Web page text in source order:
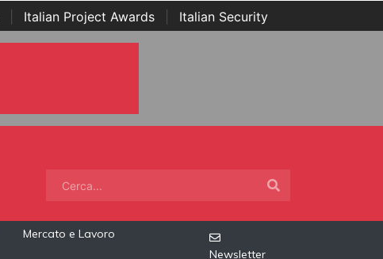
Italian Project Awards
Italian Security
Mercato e Lavoro
Newsletter